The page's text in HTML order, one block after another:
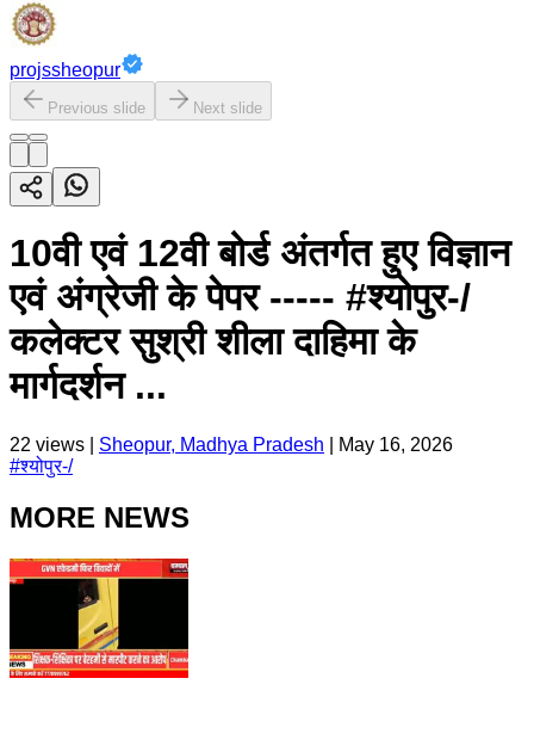
projssheopur
Previous slide Next slide
10वी एवं 12वी बोर्ड अंतर्गत हुए विज्ञान
एवं अंग्रेजी के पेपर ----- #श्योपुर-/
कलेक्टर सुश्री शीला दाहिमा के
मार्गदर्शन ...
22 views | Sheopur, Madhya Pradesh
May 16, 2026
#श्योपुर-/
MORE NEWS